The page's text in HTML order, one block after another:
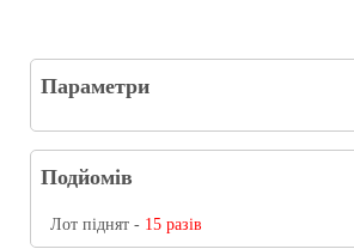
Параметри
Подйомів
Лот піднят - 15 разів